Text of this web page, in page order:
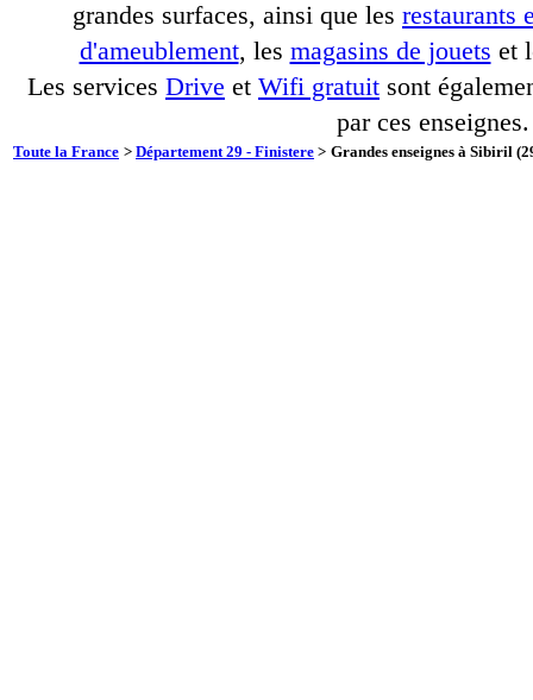
grandes surfaces, ainsi que les restaurants
d'ameublement, les magasins de jouets et
Les services Drive et Wifi gratuit sont
par ces enseignes.
Toute la France > Département 29 - Finistere > Grandes enseignes à Sibiril